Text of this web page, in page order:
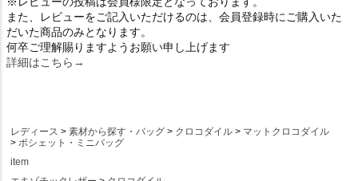
また、レビューをご記入いただけるのは、会員登録時にご購入いた
だいた商品のみとなります。
何卒ご理解賜りますようお願い申し上げます
詳細はこちら→
レディース 素材から探す・バッグ クロコダイル
マットクロコダイル
ポシェット・ミニバッグ
item